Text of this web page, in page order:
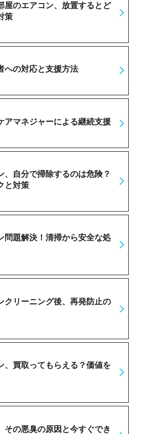
屋のエアコン、放置するとど
策
への対応と支援方法
アマネジャーによる継続支援
、自分で掃除するのは危険？
と対策
問題解決！清掃から安全な処
クリーニング後、再発防止の
、買取ってもらえる？価値を
その悪臭の原因と今すぐでき